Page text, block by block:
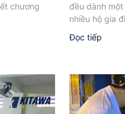
chương
đều dành
nhiều hộ gia
Đọc tiếp